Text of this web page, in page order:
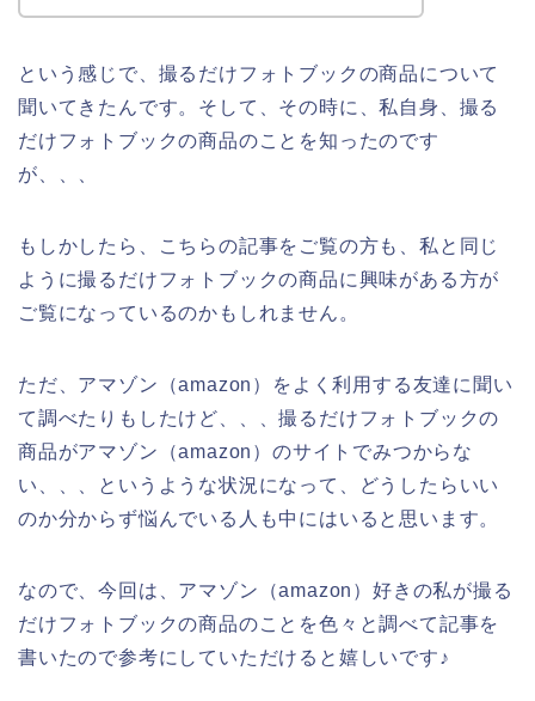
という感じで、撮るだけフォトブックの商品について
聞いてきたんです。そして、その時に、私自身、撮る
だけフォトブックの商品のことを知ったのです
が、、、
もしかしたら、こちらの記事をご覧の方も、私と同じ
ように撮るだけフォトブックの商品に興味がある方が
ご覧になっているのかもしれません。
ただ、アマゾン（amazon）をよく利用する友達に聞い
て調べたりもしたけど、、、撮るだけフォトブックの
商品がアマゾン（amazon）のサイトでみつからな
い、、、というような状況になって、どうしたらいい
のか分からず悩んでいる人も中にはいると思います。
なので、今回は、アマゾン（amazon）好きの私が撮る
だけフォトブックの商品のことを色々と調べて記事を
書いたので参考にしていただけると嬉しいです♪